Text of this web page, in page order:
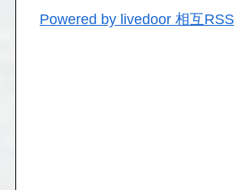
Powered by livedoor 相互RSS